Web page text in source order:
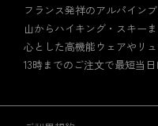
フランス発祥のアルパイン
山からハイキング・スキー
心とした高機能ウェアやリ
13時までのご注文で最短当日